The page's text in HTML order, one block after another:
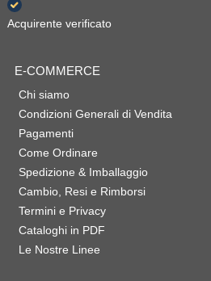
Acquirente verificato
E-COMMERCE
Chi siamo
Condizioni Generali di Vendita
Pagamenti
Come Ordinare
Spedizione & Imballaggio
Cambio, Resi e Rimborsi
Termini e Privacy
Cataloghi in PDF
Le Nostre Linee